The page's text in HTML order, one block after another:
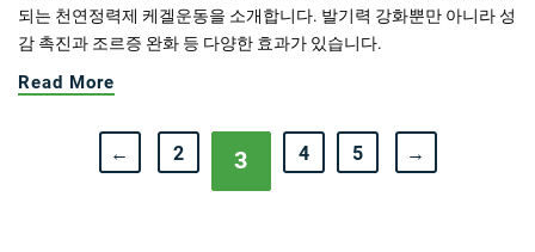
되는 천연정력제 케겔운동을 소개합니다. 발기력 강화뿐만 아니라 성
감 촉진과 조르증 완화 등 다양한 효과가 있습니다.
Read More
← 2 3 4 5 →